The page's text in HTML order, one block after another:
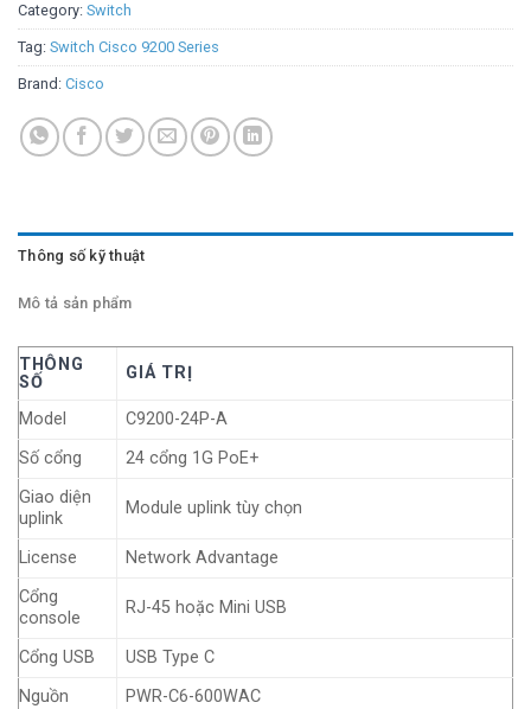
Category: Switch
Tag: Switch Cisco 9200 Series
Brand: Cisco
Thông số kỹ thuật
Mô tả sản phẩm
THÔNG
SỐ
GIÁ TRỊ
Model
C9200-24P-A
Số cổng
24 cổng 1G PoE+
Giao diện
uplink
Module uplink tùy chọn
License
Network Advantage
Cổng
console
RJ-45 hoặc Mini USB
Cổng USB
USB Type C
Nguồn
PWR-C6-600WAC